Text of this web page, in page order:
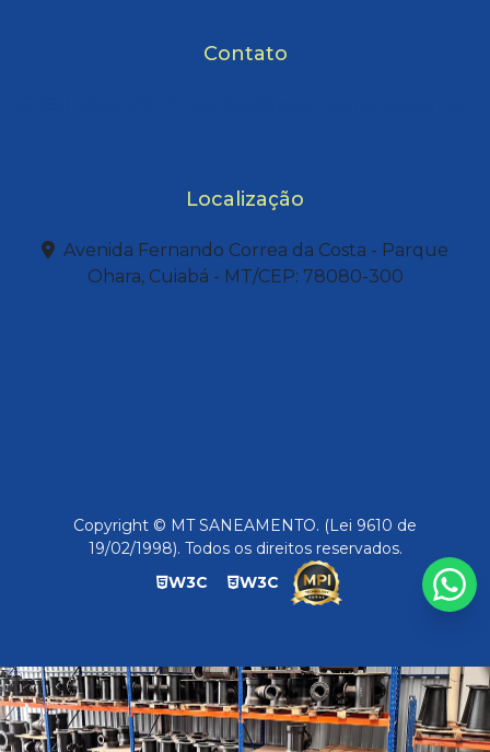
Contato
Localização
Avenida Fernando Correa da Costa - Parque
Ohara, Cuiabá - MT/CEP: 78080-300
Copyright © MT SANEAMENTO. (Lei 9610 de
19/02/1998). Todos os direitos reservados.
W3C
W3C